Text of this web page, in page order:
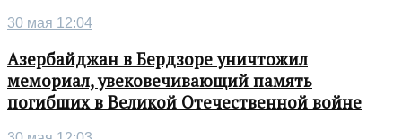
30 мая 12:04
Азербайджан в Бердзоре уничтожил
мемориал, увековечивающий память
погибших в Великой Отечественной войне